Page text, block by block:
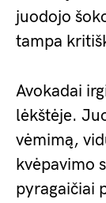
juodojo
tampa
Avokadai
lėkštėje.
vėmimą,
kvėpavimo
pyragaičiai